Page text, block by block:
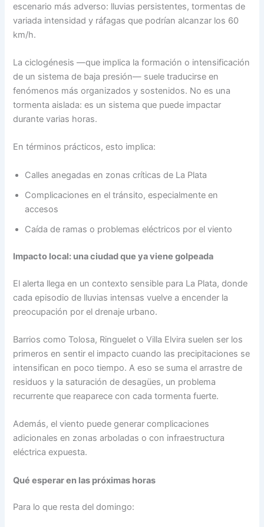
escenario más adverso: lluvias persistentes, tormentas de
variada intensidad y ráfagas que podrían alcanzar los 60
km/h.
La ciclogénesis —que implica la formación o intensificación
de un sistema de baja presión— suele traducirse en
fenómenos más organizados y sostenidos. No es una
tormenta aislada: es un sistema que puede impactar
durante varias horas.
En términos prácticos, esto implica:
Calles anegadas en zonas críticas de La Plata
Complicaciones en el tránsito, especialmente en
accesos
Caída de ramas o problemas eléctricos por el viento
Impacto local: una ciudad que ya viene golpeada
El alerta llega en un contexto sensible para La Plata, donde
cada episodio de lluvias intensas vuelve a encender la
preocupación por el drenaje urbano.
Barrios como Tolosa, Ringuelet o Villa Elvira suelen ser los
primeros en sentir el impacto cuando las precipitaciones se
intensifican en poco tiempo. A eso se suma el arrastre de
residuos y la saturación de desagües, un problema
recurrente que reaparece con cada tormenta fuerte.
Además, el viento puede generar complicaciones
adicionales en zonas arboladas o con infraestructura
eléctrica expuesta.
Qué esperar en las próximas horas
Para lo que resta del domingo: